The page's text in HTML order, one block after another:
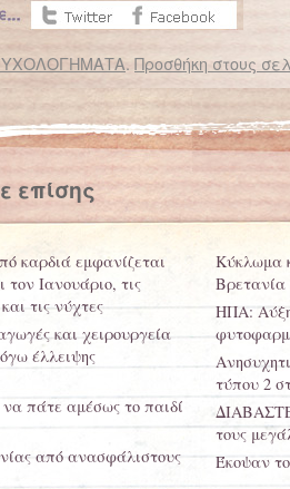
. Προσθήκη στους
%s
τα παιδιά με καρκίνο Δωδεκάχρονο αγόρι ήθελε να
επίσης
καρδιά εμφανίζεται
τον Ιανουάριο, τις
τις νύχτες
και χειρουργεία
έλλειψης
πάτε αμέσως το παιδί
από ανασφάλιστους
Κύκλωμα
Βρετανία
ΗΠΑ:
τύπου 2
τους
Έκοψαν